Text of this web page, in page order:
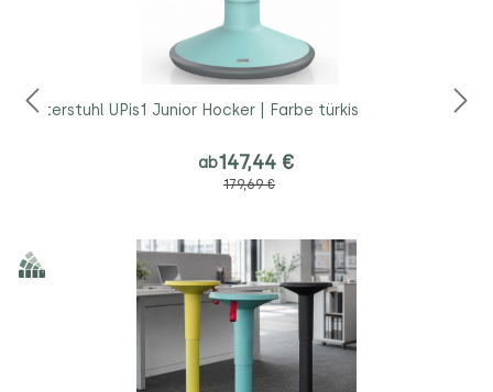
Interstuhl UPis1 Junior Hocker | Farbe türkis
ab147,44 €
179,69 €